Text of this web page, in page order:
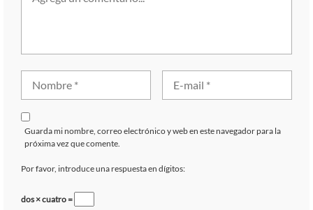
Guarda mi nombre, correo electrónico y web en este navegador para la
próxima vez que comente.
Por favor, introduce una respuesta en dígitos:
dos × cuatro =